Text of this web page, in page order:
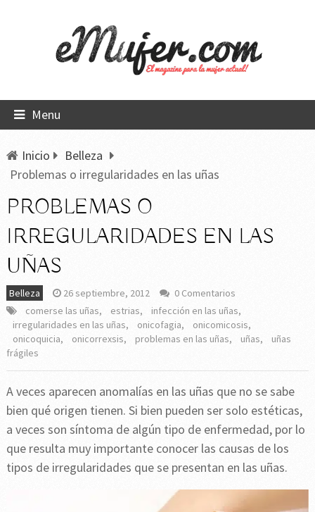
Menu
Inicio
Belleza
Problemas o irregularidades en las uñas
PROBLEMAS O
IRREGULARIDADES EN LAS
UÑAS
Belleza 26 septiembre, 2012
0 Comentarios
comerse las uñas, estrias, infección en las uñas,
irregularidades en las uñas, onicofagia, onicomicosis,
onicoquicia, onicorrexsis, problemas en las uñas, uñas,
uñas
frágiles
A veces aparecen anomalías en las uñas que no se sabe
bien qué origen tienen. Si bien pueden ser solo estéticas,
a veces son síntoma de algún tipo de enfermedad, por lo
que resulta muy importante conocer las causas de los
tipos de irregularidades que se presentan en las uñas.